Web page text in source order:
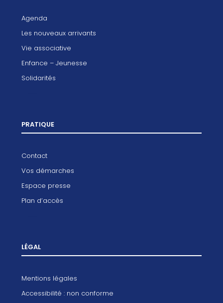
Agenda
Les nouveaux arrivants
Vie associative
Enfance – Jeunesse
Solidarités
PRATIQUE
Contact
Vos démarches
Espace presse
Plan d’accès
LÉGAL
Mentions légales
Accessibilité : non conforme